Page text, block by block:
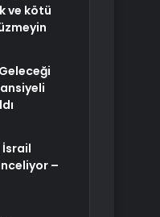
ve kötü
İsrail
–